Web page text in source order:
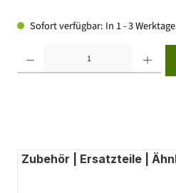
Sofort verfügbar: In 1 - 3
Zubehör | Ersatzteile |